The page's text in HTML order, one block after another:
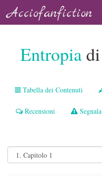
Acciofanfiction
Entropiadi
Tabella dei Contenuti
Recensioni Segnala